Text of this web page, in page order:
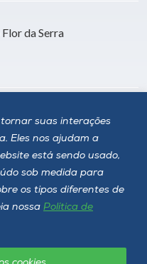
suas interações
Eles nos ajudam a
está sendo usado,
sob medida para
os tipos diferentes de
nossa Política de
da Serra